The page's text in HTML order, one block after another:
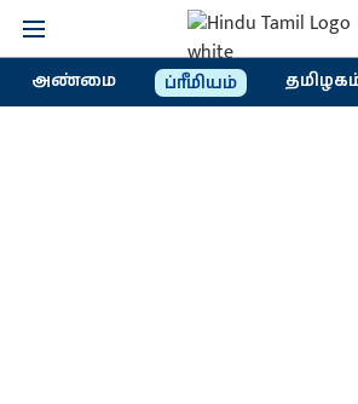
அண்மை ப்ரீமியம்